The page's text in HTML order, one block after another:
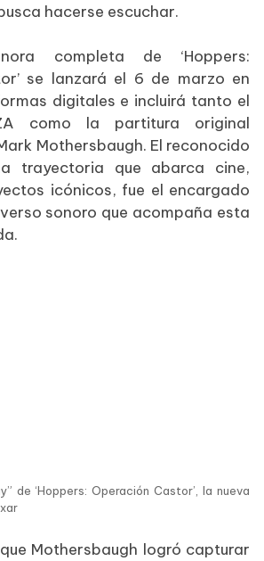
hacerse escuchar.
completa de ‘Hoppers:
se lanzará el 6 de marzo en
digitales e incluirá tanto el
como la partitura original
Mothersbaugh. El reconocido
trayectoria que abarca cine,
icónicos, fue el encargado
sonoro que acompaña esta
de ‘Hoppers: Operación Castor’, la nueva
Mothersbaugh logró capturar